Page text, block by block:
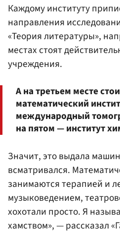
Каждому институту
направления
«Теория литературы»,
местах стоят
учреждения.
А на третьем месте
математический
международный
на пятом — институт
Значит, это выдала
всматривался.
занимаются терапией и
музыковедением,
хохотали просто. Я
хамством», — рассказал